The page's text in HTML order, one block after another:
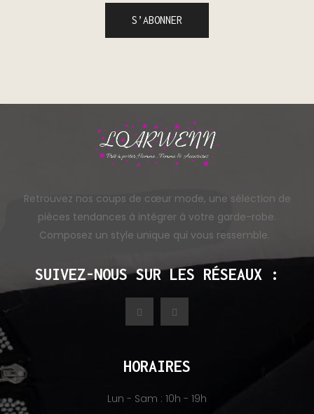
Retrouvez nos coups de cœur mode, une sélection de
pièces tendances à intégrer à votre garde-robe.
Composez un style unique qui vous ressemble.
SUIVEZ-NOUS SUR LES RÉSEAUX :
HORAIRES
Lun - Sam : 10h - 19h